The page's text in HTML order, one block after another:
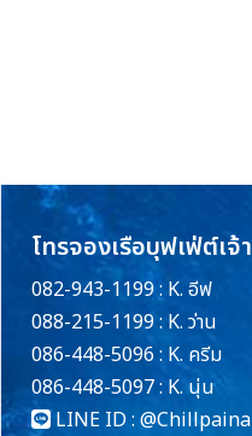
โทรจองเรือบุฟเฟ่ต์เจ้
082-943-1199 : K. อีฟ
088-215-1199 : K. ว่าน
086-448-5096 : K. ครีม
086-448-5097 : K. นุ่น
LINE ID :